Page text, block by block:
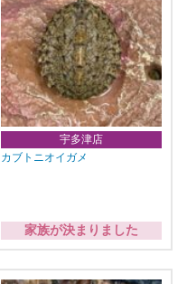
宇多津店
カブトニオイガメ
家族が決まりました